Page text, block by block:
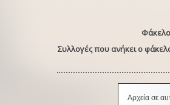
Συλλογές που ανήκει ο
Αρχεία σε